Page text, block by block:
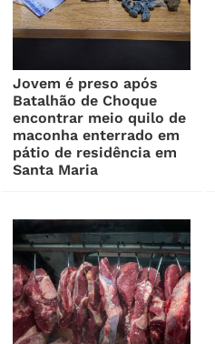
Jovem é preso após
Batalhão de Choque
encontrar meio quilo de
maconha enterrado em
pátio de residência em
Santa Maria